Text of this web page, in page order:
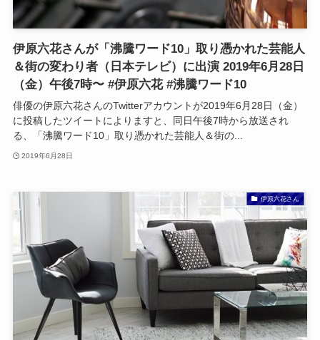
伊原六花さんが「沸騰ワード10」取り憑かれた芸能人
＆街の変わり者（日本テレビ）に出演 2019年6月28日
（金）午後7時〜 #伊原六花 #沸騰ワード10
俳優の伊原六花さんのTwitterアカウントが2019年6月28日（金）
に投稿したツイートによりますと、同日午後7時から放送され
る、「沸騰ワード10」取り憑かれた芸能人＆街の...
2019年6月28日
伊原六花さん